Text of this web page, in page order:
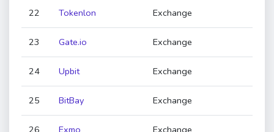
22 Tokenlon Exchange
23 Gate.io Exchange
24 Upbit Exchange
25 BitBay Exchange